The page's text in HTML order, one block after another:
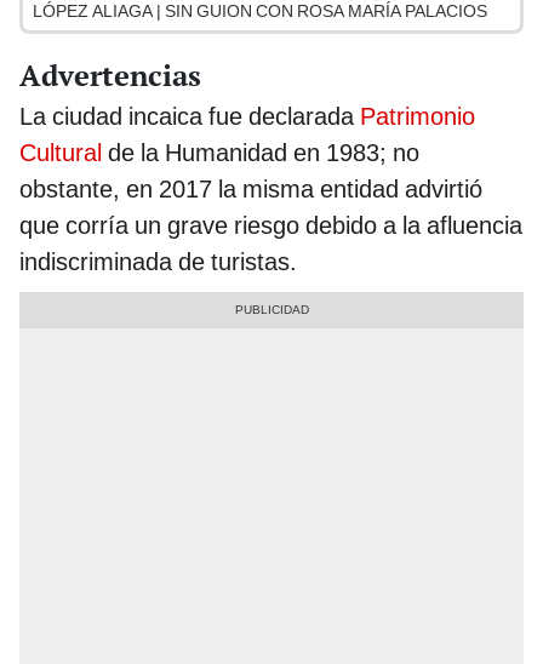
LÓPEZ ALIAGA | SIN GUION CON ROSA MARÍA PALACIOS
Advertencias
La ciudad incaica fue declarada Patrimonio
Cultural de la Humanidad en 1983; no
obstante, en 2017 la misma entidad advirtió
que corría un grave riesgo debido a la afluencia
indiscriminada de turistas.